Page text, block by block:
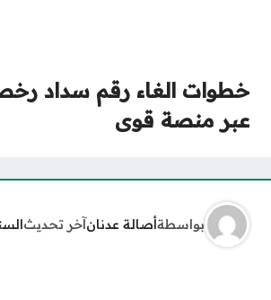
خطوات الغاء رقم سداد
عبر منصة قوى
بواسطةأصالة عدنانآخر تحديث